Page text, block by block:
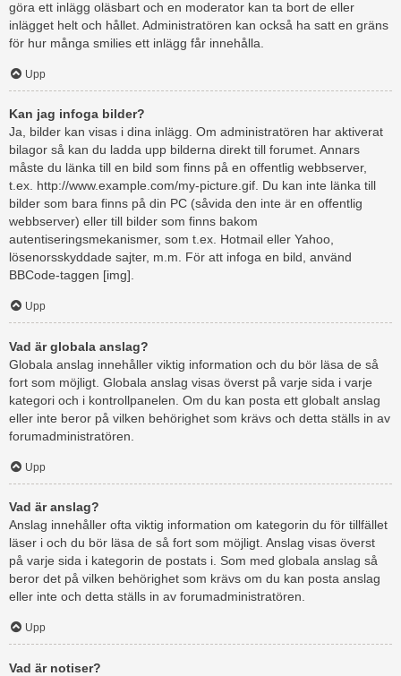
göra ett inlägg oläsbart och en moderator kan ta bort de eller
inlägget helt och hållet. Administratören kan också ha satt en gräns
för hur många smilies ett inlägg får innehålla.
Upp
Kan jag infoga bilder?
Ja, bilder kan visas i dina inlägg. Om administratören har aktiverat
bilagor så kan du ladda upp bilderna direkt till forumet. Annars
måste du länka till en bild som finns på en offentlig webbserver,
t.ex. http://www.example.com/my-picture.gif. Du kan inte länka till
bilder som bara finns på din PC (såvida den inte är en offentlig
webbserver) eller till bilder som finns bakom
autentiseringsmekanismer, som t.ex. Hotmail eller Yahoo,
lösenorsskyddade sajter, m.m. För att infoga en bild, använd
BBCode-taggen [img].
Upp
Vad är globala anslag?
Globala anslag innehåller viktig information och du bör läsa de så
fort som möjligt. Globala anslag visas överst på varje sida i varje
kategori och i kontrollpanelen. Om du kan posta ett globalt anslag
eller inte beror på vilken behörighet som krävs och detta ställs in av
forumadministratören.
Upp
Vad är anslag?
Anslag innehåller ofta viktig information om kategorin du för tillfället
läser i och du bör läsa de så fort som möjligt. Anslag visas överst
på varje sida i kategorin de postats i. Som med globala anslag så
beror det på vilken behörighet som krävs om du kan posta anslag
eller inte och detta ställs in av forumadministratören.
Upp
Vad är notiser?